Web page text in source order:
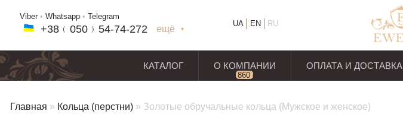
Viber • Whatsapp • Telegram
+38﹙ 050 ﹚54-74-272 ещё
+38(068) 97
RU
UA EN
КАТАЛОГ О КОМПАНИИ
860 отзывов
ОПЛАТА И ДОСТАВКА
Главная » Кольца (перстни) » Золотые обручальные кольца (Мужское и женское)